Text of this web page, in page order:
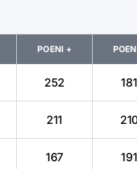
POENI +
252 181
211
167 191